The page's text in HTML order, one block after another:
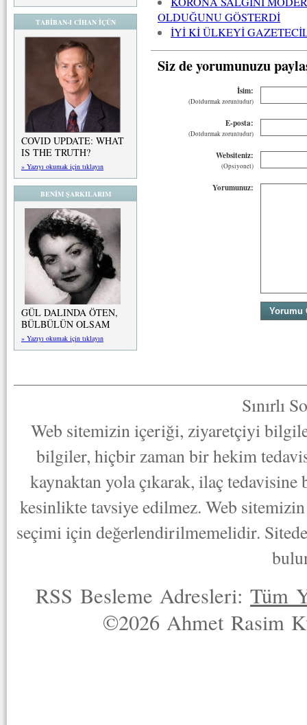
TABİBAN-I CİHAN İÇÜN
COVID UPDATE: WHAT
IS THE TRUTH?
» Yazıyı okumak için tıklayın
BENİM ŞARKILARIM
GÜL DALINDA ÖTEN,
BÜLBÜLÜN OLSAM
» Yazıyı okumak için tıklayın
OLDUĞUNU GÖSTERDİ
İYİ Kİ ÜLKEYİ
Siz de yorumunuzu
İsim:
(Doldurmak zorunludur)
E-posta:
(Doldurmak zorunludur)
Websiteniz:
(Opsiyonel)
Yorumunuz:
Sınırlı
Web sitemizin içeriği, ziyaretçiyi
bilgiler, hiçbir zaman bir hekim
kaynaktan yola çıkarak, ilaç
kesinlikte tavsiye edilmez. Web
seçimi için değerlendirilmemelidir.
RSS Besleme Adresleri:Tüm
©2026 Ahmet Rasim